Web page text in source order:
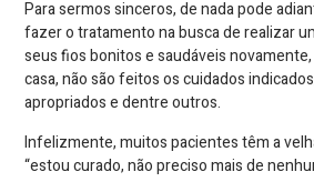
Para sermos sinceros, de nada pode
fazer o tratamento na busca de realizar
seus fios bonitos e saudáveis
casa, não são feitos os cuidados
apropriados e dentre outros.
Infelizmente, muitos pacientes têm a
“estou curado, não preciso mais de